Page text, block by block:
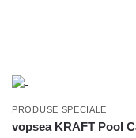
PRODUSE SPECIALE
vopsea KRAFT Pool